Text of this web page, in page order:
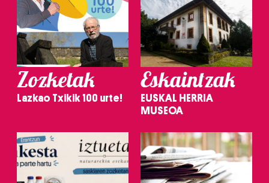
Zozketak
Lazkao Txikik 100 urte!
Eskaintzak
EUSKAL HERRIA
MUSEOA